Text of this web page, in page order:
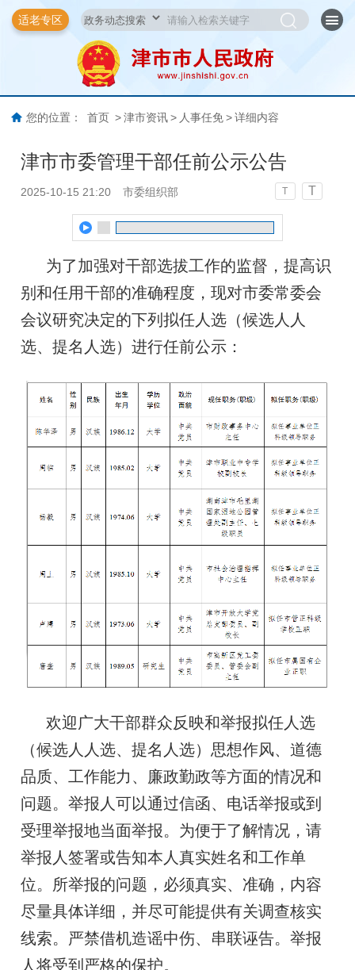
适老专区
您的位置： 首页 > 津市资讯 > 人事任免 > 详细内容
津市市委管理干部任前公示公告
2025-10-15 21:20 市委组织部 T T
为了加强对干部选拔工作的监督，提高识
别和任用干部的准确程度，现对市委常委会
会议研究决定的下列拟任人选（候选人人
选、提名人选）进行任前公示：
欢迎广大干部群众反映和举报拟任人选
（候选人人选、提名人选）思想作风、道德
品质、工作能力、廉政勤政等方面的情况和
问题。举报人可以通过信函、电话举报或到
受理举报地当面举报。为便于了解情况，请
举报人签署或告知本人真实姓名和工作单
位。所举报的问题，必须真实、准确，内容
尽量具体详细，并尽可能提供有关调查核实
线索。严禁借机造谣中伤、串联诬告。举报
人将受到严格的保护。